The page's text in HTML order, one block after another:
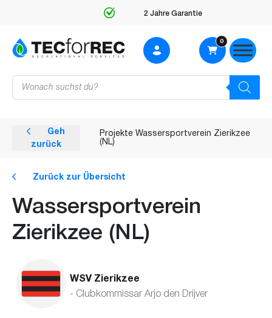
2 Jahre Garantie
Products
search
0
zurück
Projekte Wassersportverein Zierikzee
(NL)
Zurück zur Übersicht
Wassersportverein
Zierikzee (NL)
WSV Zierikzee
- Clubkommissar Arjo den Drijver